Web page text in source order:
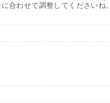
合わせて調整してくださいね。